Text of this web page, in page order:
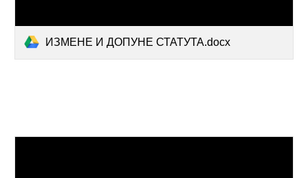
ИЗМЕНЕ И ДОПУНЕ СТАТУТА.docx